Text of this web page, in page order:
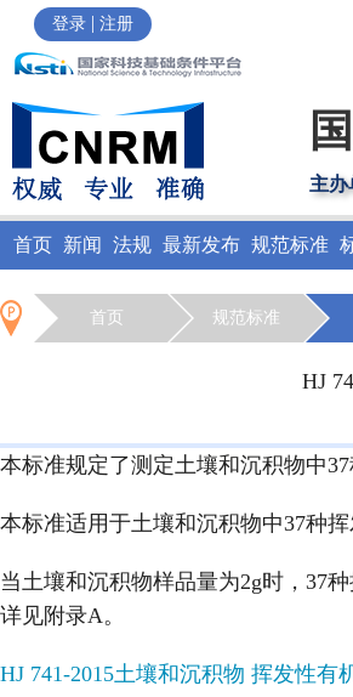
登录 | 注册
主
首页 新闻 法规 最新发布 规范标准
首页 规范标准
HJ
本标准规定了测定土壤和沉积物中
本标准适用于土壤和沉积物中37种
当土壤和沉积物样品量为2g时，37
详见附录A。
HJ 741-2015土壤和沉积物 挥发性